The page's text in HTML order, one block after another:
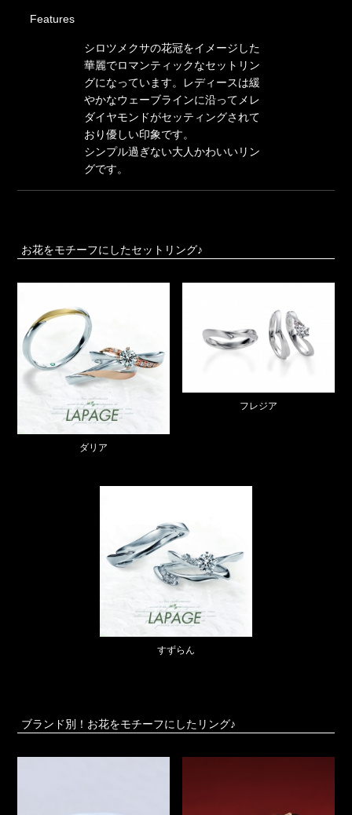
Features
シロツメクサの花冠をイメージした
華麗でロマンティックなセットリン
グになっています。レディースは緩
やかなウェーブラインに沿ってメレ
ダイヤモンドがセッティングされて
おり優しい印象です。
シンプル過ぎない大人かわいいリン
グです。
お花をモチーフにしたセットリング♪
ダリア
フレジア
すずらん
ブランド別！お花をモチーフにしたリング♪